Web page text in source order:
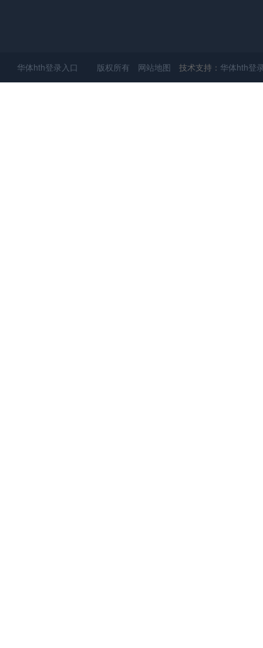
华体hth登录入口 版权所有 网站地图 技术支持：华体hth登